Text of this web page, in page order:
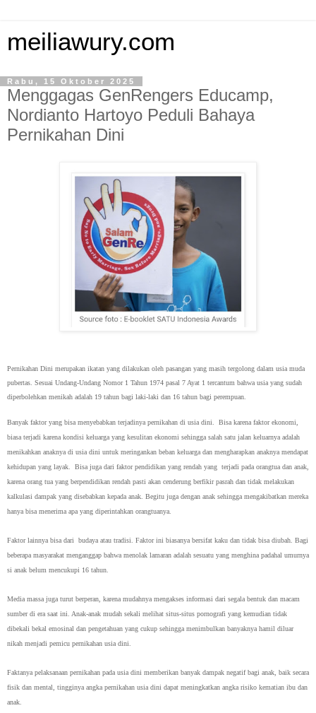
meiliawury.com
Rabu, 15 Oktober 2025
Menggagas GenRengers Educamp,
Nordianto Hartoyo Peduli Bahaya
Pernikahan Dini
Pernikahan Dini merupakan ikatan yang dilakukan oleh pasangan yang masih tergolong dalam usia muda
pubertas. Sesuai Undang-Undang Nomor 1 Tahun 1974 pasal 7 Ayat 1 tercantum bahwa usia yang sudah
diperbolehkan menikah adalah 19 tahun bagi laki-laki dan 16 tahun bagi perempuan.
Banyak faktor yang bisa menyebabkan terjadinya pernikahan di usia dini. Bisa karena faktor ekonomi,
biasa terjadi karena kondisi keluarga yang kesulitan ekonomi sehingga salah satu jalan keluarnya adalah
menikahkan anaknya di usia dini untuk meringankan beban keluarga dan mengharapkan anaknya mendapat
kehidupan yang layak. Bisa juga dari faktor pendidikan yang rendah yang terjadi pada orangtua dan anak,
karena orang tua yang berpendidikan rendah pasti akan cenderung berfikir pasrah dan tidak melakukan
kalkulasi dampak yang disebabkan kepada anak. Begitu juga dengan anak sehingga mengakibatkan mereka
hanya bisa menerima apa yang diperintahkan orangtuanya.
Faktor lainnya bisa dari budaya atau tradisi. Faktor ini biasanya bersifat kaku dan tidak bisa diubah. Bagi
beberapa masyarakat menganggap bahwa menolak lamaran adalah sesuatu yang menghina padahal umurnya
si anak belum mencukupi 16 tahun.
Media massa juga turut berperan, karena mudahnya mengakses informasi dari segala bentuk dan macam
sumber di era saat ini. Anak-anak mudah sekali melihat situs-situs pornografi yang kemudian tidak
dibekali bekal emosinal dan pengetahuan yang cukup sehingga menimbulkan banyaknya hamil diluar
nikah menjadi pemicu pernikahan usia dini.
Faktanya pelaksanaan pernikahan pada usia dini memberikan banyak dampak negatif bagi anak, baik secara
fisik dan mental, tingginya angka pernikahan usia dini dapat meningkatkan angka risiko kematian ibu dan
anak.